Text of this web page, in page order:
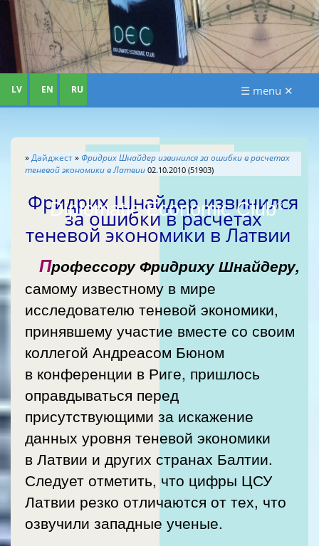
Diplomatic Economic Club®
LV EN RU ☰ menu ✕
»Дайджест» Фридрих Шнайдер извинился за ошибки в расчетах
теневой экономики в Латвии 02.10.2010 (51903)
Фридрих Шнайдер извинился
за ошибки в расчетах
теневой экономики в Латвии
Профессору Фридриху Шнайдеру,
самому известному в мире
исследователю теневой экономики,
принявшему участие вместе со своим
коллегой Андреасом Бюном
в конференции в Риге, пришлось
оправдываться перед
присутствующими за искажение
данных уровня теневой экономики
в Латвии и других странах Балтии.
Следует отметить, что цифры ЦСУ
Латвии резко отличаются от тех, что
озвучили западные ученые.